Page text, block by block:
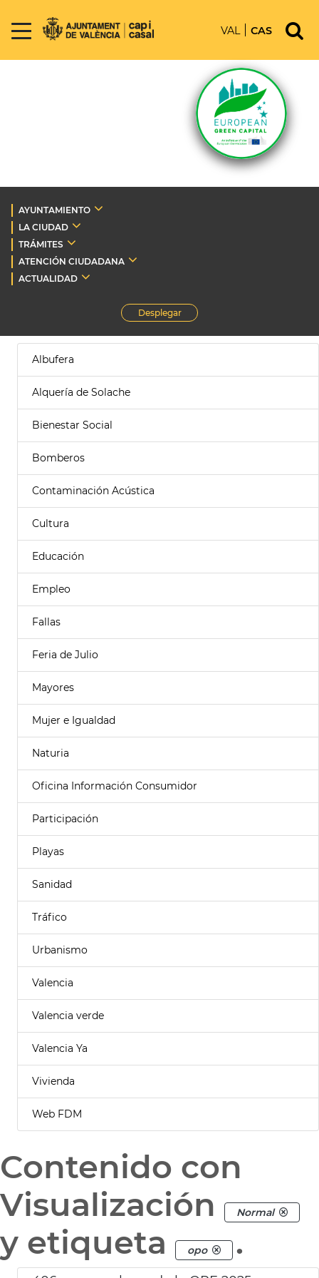
VAL CAS
AYUNTAMIENTO
LA CIUDAD
TRÁMITES
ATENCIÓN CIUDADANA
ACTUALIDAD
Desplegar
Albufera
Alquería de Solache
Bienestar Social
Bomberos
Contaminación Acústica
Cultura
Educación
Empleo
Fallas
Feria de Julio
Mayores
Mujer e Igualdad
Naturia
Oficina Información Consumidor
Participación
Playas
Sanidad
Tráfico
Urbanismo
Valencia
Valencia verde
Valencia Ya
Vivienda
Web FDM
Contenido con
Visualización
Normal
y etiqueta opo .